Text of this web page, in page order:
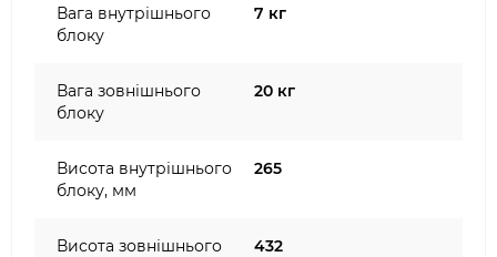
Вага внутрішнього
блоку
7 кг
Вага зовнішнього
блоку
20 кг
Висота внутрішнього
блоку, мм
265
Висота зовнішнього
432